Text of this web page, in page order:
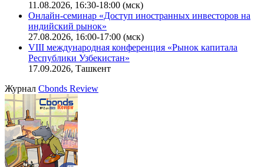
11.08.2026, 16:30-18:00 (мск)
Онлайн-семинар «Доступ иностранных инвесторов на
индийский рынок»
27.08.2026, 16:00-17:00 (мск)
VIII международная конференция «Рынок капитала
Республики Узбекистан»
17.09.2026, Ташкент
Журнал Cbonds Review